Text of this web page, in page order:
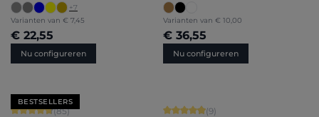
+7
Varianten van € 7,45
€ 22,55
Nu configureren
Varianten van € 10,00
€ 36,55
Nu configureren
BESTSELLERS
Gemiddelde waardering van 4.71 van 5 sterren
(85)
Gemiddelde waardering van 4.89
(9)